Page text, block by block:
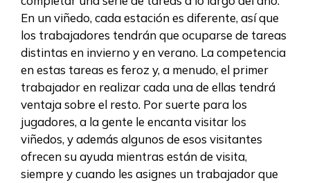
En un viñedo, cada estación es diferente, así que
los trabajadores tendrán que ocuparse de tareas
distintas en invierno y en verano. La competencia
en estas tareas es feroz y, a menudo, el primer
trabajador en realizar cada una de ellas tendrá
ventaja sobre el resto. Por suerte para los
jugadores, a la gente le encanta visitar los
viñedos, y además algunos de esos visitantes
ofrecen su ayuda mientras están de visita,
siempre y cuando les asignes un trabajador que